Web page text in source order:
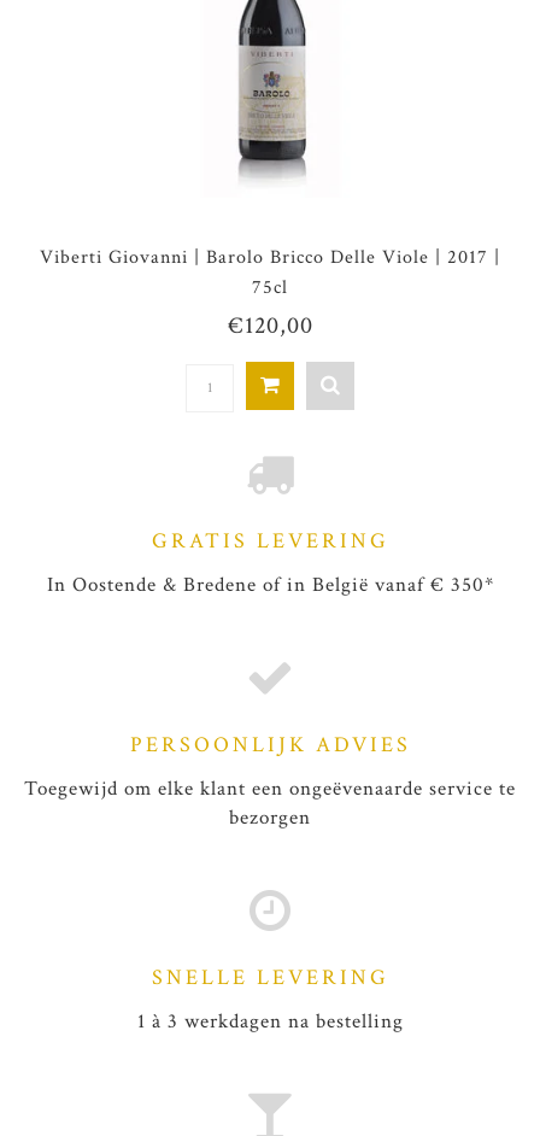
Viberti Giovanni | Barolo Bricco Delle Viole | 2017 |
75cl
€120,00
GRATIS LEVERING
In Oostende & Bredene of in België vanaf € 350*
PERSOONLIJK ADVIES
Toegewijd om elke klant een ongeëvenaarde service te
bezorgen
SNELLE LEVERING
1 à 3 werkdagen na bestelling